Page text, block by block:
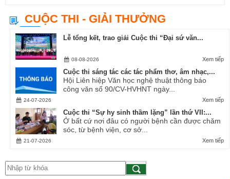
CUỘC THI - GIẢI THƯỞNG
Lễ tổng kết, trao giải Cuộc thi “Đại sứ văn...
Xem tiếp
08-08-2026
Cuộc thi sáng tác các tác phẩm thơ, âm nhạc,...
Hội Liên hiệp Văn học nghệ thuật thông báo
công văn số 90/CV-HVHNT ngày...
Xem tiếp
24-07-2026
Cuộc thi “Sự hy sinh thầm lặng” lần thứ VII:...
Ở bất cứ nơi đâu có người bệnh cần được chăm
sóc, từ bệnh viện, cơ sở...
Xem tiếp
21-07-2026